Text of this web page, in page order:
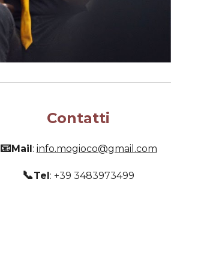
Contatti
📧Mail: info.mogioco@gmail.com
📞Tel: +39 3483973499